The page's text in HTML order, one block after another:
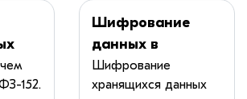
152.
Шифрование
данных в
кибербезопаснос
ти
Шифрование
хранящихся данных